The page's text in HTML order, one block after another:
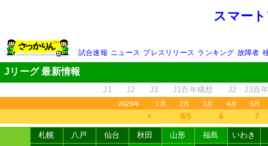
スマー
試合速報 ニュース プレスリリース ランキング 故障者
Jリーグ 最新情報
J1 J2 J3 J1百年構想 J2・J3百
2026年 1月 2月 3月 4月 5月
＜ 8/5 6 7
札幌 八戸 仙台 秋田 山形 福島
いわき